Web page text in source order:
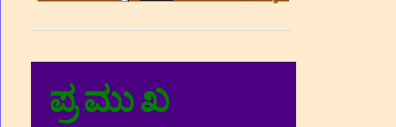
ಪ್ರಮುಖ